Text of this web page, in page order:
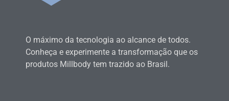
O máximo da tecnologia ao alcance de todos.
Conheça e experimente a transformação que os
produtos Millbody tem trazido ao Brasil.